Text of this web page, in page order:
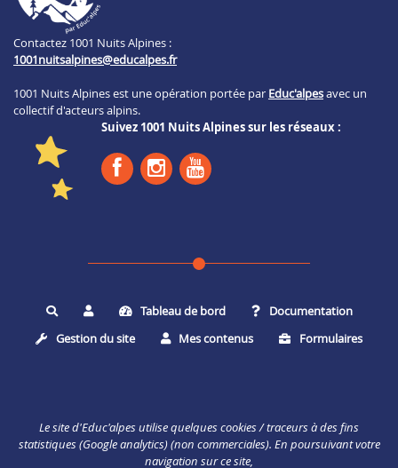
Contactez 1001 Nuits Alpines :
1001nuitsalpines@educalpes.fr
1001 Nuits Alpines est une opération portée par Educ'alpesavec un
collectif d'acteurs alpins.
Suivez 1001 Nuits Alpines sur les réseaux :
Rechercher Tableau de bord
Documentation
Gestion du site
Mes contenus Formulaires
Le site d'Educ'alpes utilise quelques cookies / traceurs à des fins
statistiques (Google analytics) (non commerciales). En poursuivant votre
navigation sur ce site,